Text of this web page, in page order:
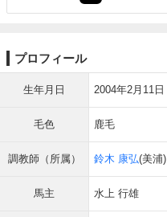
プロフィール
生年月日 2004年2月11日
毛色 鹿毛
調教師（所属） 鈴木 康弘(美浦)
馬主 水上 行雄